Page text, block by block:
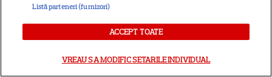
Fiica legendei și-a făcut
Listă parteneri (furnizori)
ACCEPT TOATE
VREAU SA MODIFIC SETARILE INDIVIDUAL